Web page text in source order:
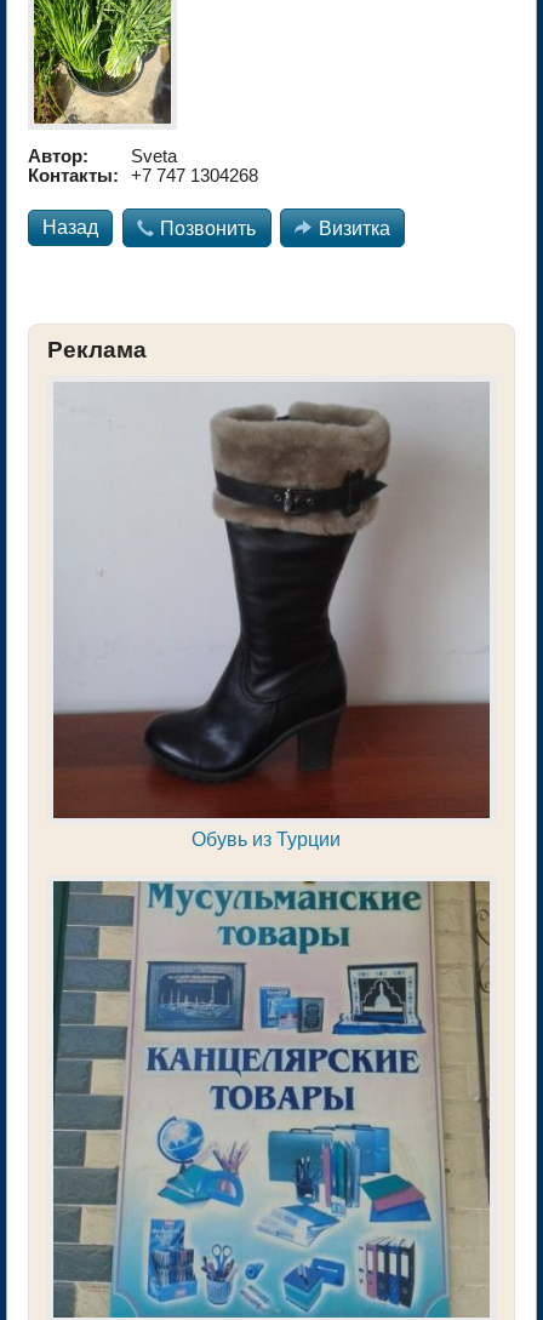
Автор:
Sveta
Контакты:
+7 747 1304268
Назад  Позвонить  Визитка
Реклама
Обувь из Турции